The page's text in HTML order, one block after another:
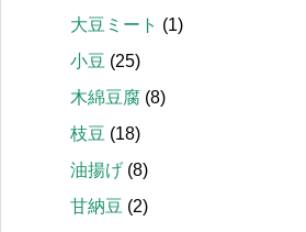
大豆ミート (1)
小豆 (25)
木綿豆腐 (8)
枝豆 (18)
油揚げ (8)
甘納豆 (2)